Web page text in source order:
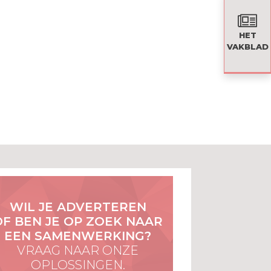
HET
VAKBLAD
WIL JE ADVERTEREN
BEN JE OP ZOEK NAAR
EEN SAMENWERKING?
VRAAG NAAR ONZE
OPLOSSINGEN.